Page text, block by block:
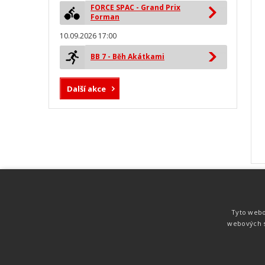
FORCE SPAC - Grand Prix
Forman
10.09.2026 17:00
BB 7 - Běh Akátkami
Další akce
technologie od společnosti MYLAPS. Tato
technologie je používána na olympijských
Tyto
webových